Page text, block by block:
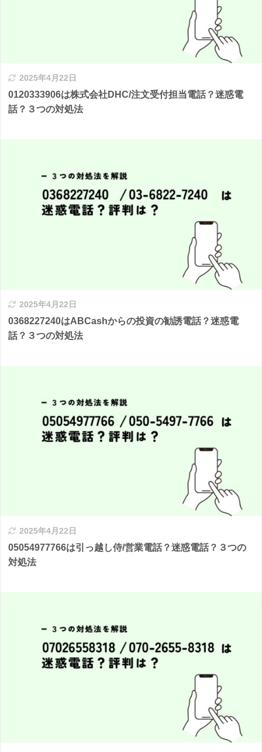
2025年4月22日
0120333906は株式会社DHC/注文受付担当電話？迷惑電
話？３つの対処法
2025年4月22日
0368227240はABCashからの投資の勧誘電話？迷惑電
話？３つの対処法
2025年4月22日
05054977766は引っ越し侍/営業電話？迷惑電話？３つの
対処法